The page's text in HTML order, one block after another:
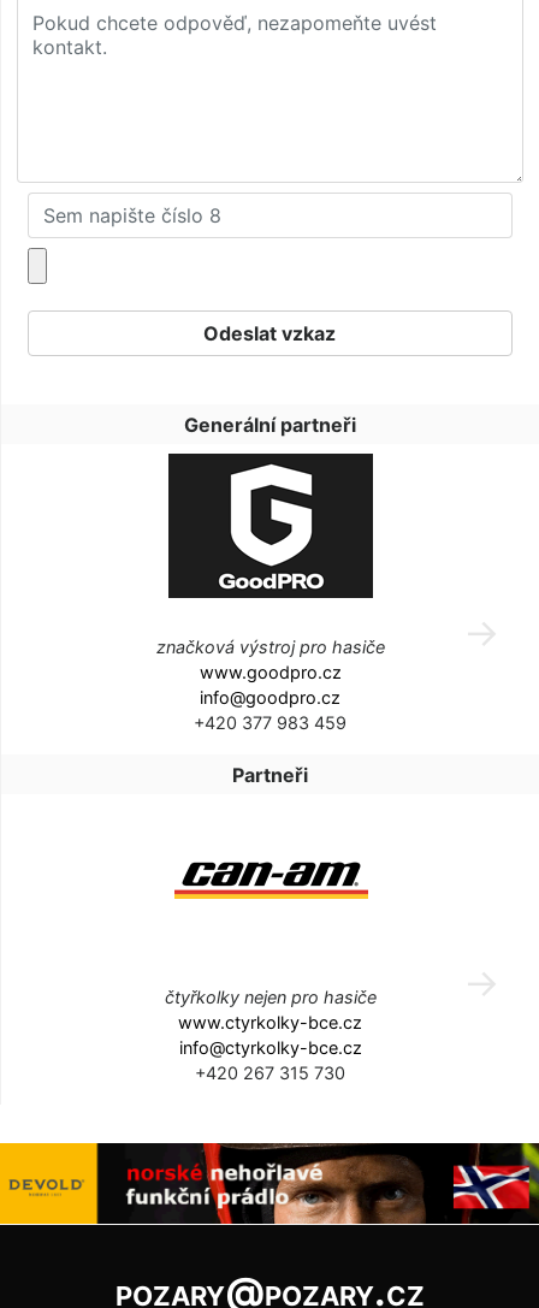
Generální partneři
značková výstroj pro hasiče
www.goodpro.cz
info@goodpro.cz
+420 377 983 459
Partneři
čtyřkolky nejen pro hasiče
www.ctyrkolky-bce.cz
info@ctyrkolky-bce.cz
+420 267 315 730
pozary@pozary.cz